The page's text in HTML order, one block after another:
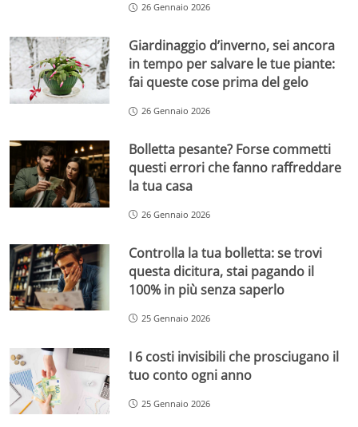
26 Gennaio 2026
Giardinaggio d’inverno, sei ancora
in tempo per salvare le tue piante:
fai queste cose prima del gelo
26 Gennaio 2026
Bolletta pesante? Forse commetti
questi errori che fanno raffreddare
la tua casa
26 Gennaio 2026
Controlla la tua bolletta: se trovi
questa dicitura, stai pagando il
100% in più senza saperlo
25 Gennaio 2026
I 6 costi invisibili che prosciugano il
tuo conto ogni anno
25 Gennaio 2026